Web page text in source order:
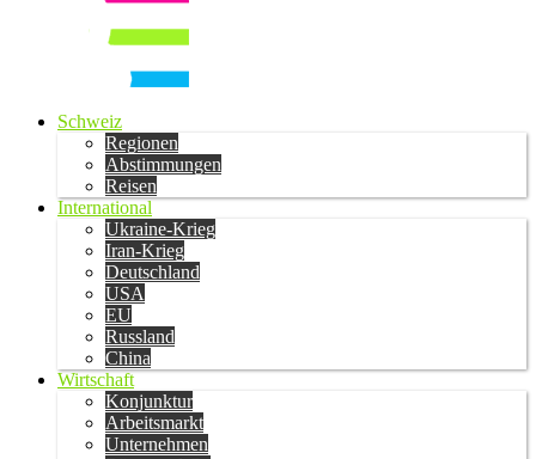
Schweiz
Regionen
Abstimmungen
Reisen
International
Ukraine-Krieg
Iran-Krieg
Deutschland
USA
EU
Russland
China
Wirtschaft
Konjunktur
Arbeitsmarkt
Unternehmen